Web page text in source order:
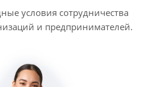
условия сотрудничества
и предпринимателей.